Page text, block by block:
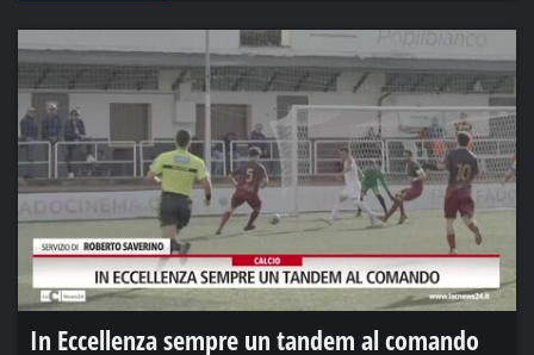
In Eccellenza sempre un tandem al comando